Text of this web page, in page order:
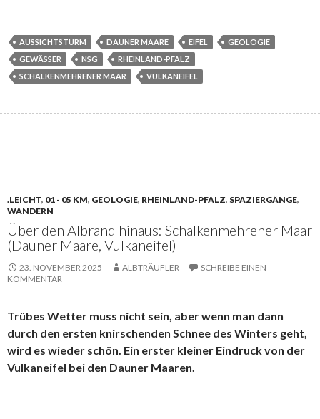
AUSSICHTSTURM DAUNER MAARE EIFEL
GEOLOGIE
GEWÄSSER
NSG
RHEINLAND-PFALZ
SCHALKENMEHRENER MAAR
VULKANEIFEL
.LEICHT, 01 - 05 KM, GEOLOGIE, RHEINLAND-PFALZ, SPAZIERGÄNGE,
WANDERN
Über den Albrand hinaus: Schalkenmehrener Maar
(Dauner Maare, Vulkaneifel)
23. NOVEMBER 2025 ALBTRÄUFLER
SCHREIBE EINEN
KOMMENTAR
Trübes Wetter muss nicht sein, aber wenn man dann
durch den ersten knirschenden Schnee des Winters geht,
wird es wieder schön. Ein erster kleiner Eindruck von der
Vulkaneifel bei den Dauner Maaren.